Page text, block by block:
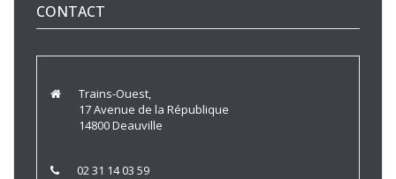
CONTACT
Trains-Ouest,
17 Avenue de la République
14800 Deauville
02 31 14 03 59